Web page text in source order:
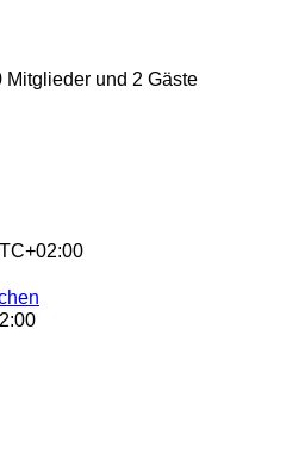
Mitglieder und 2 Gäste